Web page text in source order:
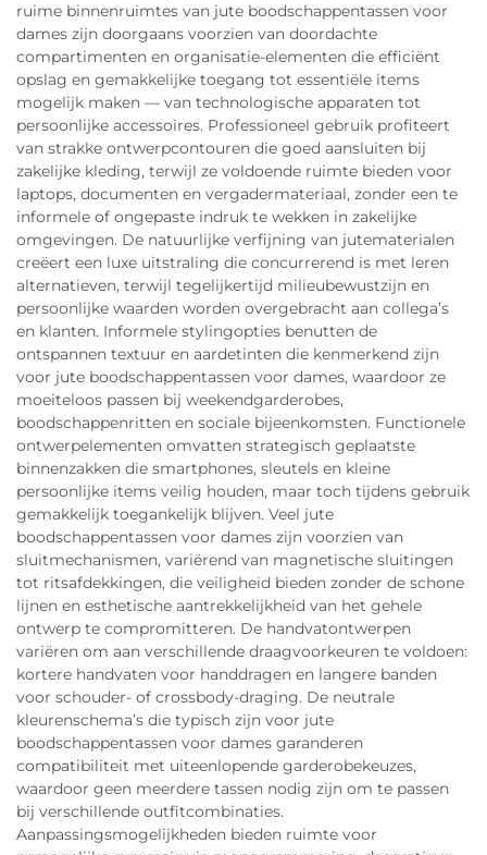
ruime binnenruimtes van jute boodschappentassen voor
dames zijn doorgaans voorzien van doordachte
compartimenten en organisatie-elementen die efficiënt
opslag en gemakkelijke toegang tot essentiële items
mogelijk maken — van technologische apparaten tot
persoonlijke accessoires. Professioneel gebruik profiteert
van strakke ontwerpcontouren die goed aansluiten bij
zakelijke kleding, terwijl ze voldoende ruimte bieden voor
laptops, documenten en vergadermateriaal, zonder een te
informele of ongepaste indruk te wekken in zakelijke
omgevingen. De natuurlijke verfijning van jutematerialen
creëert een luxe uitstraling die concurrerend is met leren
alternatieven, terwijl tegelijkertijd milieubewustzijn en
persoonlijke waarden worden overgebracht aan collega’s
en klanten. Informele stylingopties benutten de
ontspannen textuur en aardetinten die kenmerkend zijn
voor jute boodschappentassen voor dames, waardoor ze
moeiteloos passen bij weekendgarderobes,
boodschappenritten en sociale bijeenkomsten. Functionele
ontwerpelementen omvatten strategisch geplaatste
binnenzakken die smartphones, sleutels en kleine
persoonlijke items veilig houden, maar toch tijdens gebruik
gemakkelijk toegankelijk blijven. Veel jute
boodschappentassen voor dames zijn voorzien van
sluitmechanismen, variërend van magnetische sluitingen
tot ritsafdekkingen, die veiligheid bieden zonder de schone
lijnen en esthetische aantrekkelijkheid van het gehele
ontwerp te compromitteren. De handvatontwerpen
variëren om aan verschillende draagvoorkeuren te voldoen:
kortere handvaten voor handdragen en langere banden
voor schouder- of crossbody-draging. De neutrale
kleurenschema’s die typisch zijn voor jute
boodschappentassen voor dames garanderen
compatibiliteit met uiteenlopende garderobekeuzes,
waardoor geen meerdere tassen nodig zijn om te passen
bij verschillende outfitcombinaties.
Aanpassingsmogelijkheden bieden ruimte voor